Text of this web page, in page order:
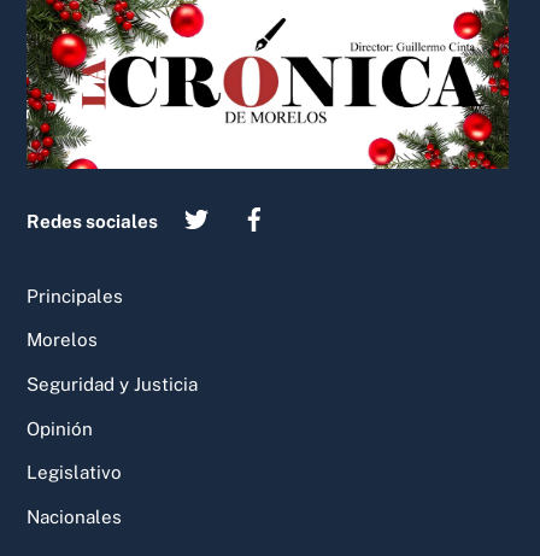
To
Top
Redes sociales
Principales
Morelos
Seguridad y Justicia
Opinión
Legislativo
Nacionales